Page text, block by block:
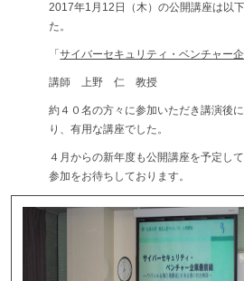
2017年1月12日（木）の公開講座は以
た。
「サイバーセキュリティ・ベンチャー
講師 上野 仁 教授
約４０名の方々に参加いただき講演後
り、有用な講座でした。
４月からの新年度も公開講座を予定し
参加をお待ちしております。